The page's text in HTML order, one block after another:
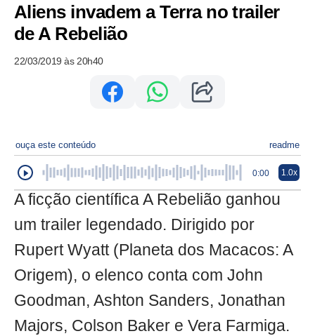
Aliens invadem a Terra no trailer
de A Rebelião
22/03/2019 às 20h40
ouça este conteúdo readme
0:00 1.0x
A ficção científica A Rebelião ganhou
um trailer legendado. Dirigido por
Rupert Wyatt (Planeta dos Macacos: A
Origem), o elenco conta com John
Goodman, Ashton Sanders, Jonathan
Majors, Colson Baker e Vera Farmiga.